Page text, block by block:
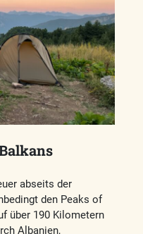
abseits der
den Peaks of
über 190 Kilometern
Albanien,